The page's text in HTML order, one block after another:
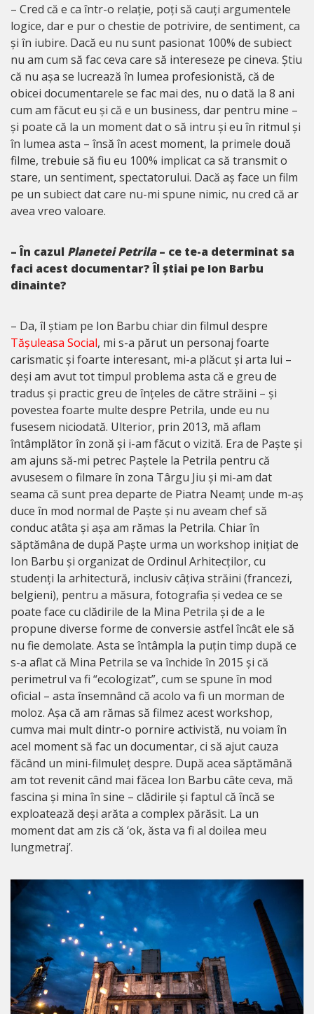
– Cred că e ca într-o relație, poți să cauți argumentele
logice, dar e pur o chestie de potrivire, de sentiment, ca
și în iubire. Dacă eu nu sunt pasionat 100% de subiect
nu am cum să fac ceva care să intereseze pe cineva. Știu
că nu așa se lucrează în lumea profesionistă, că de
obicei documentarele se fac mai des, nu o dată la 8 ani
cum am făcut eu și că e un business, dar pentru mine –
și poate că la un moment dat o să intru și eu în ritmul și
în lumea asta – însă în acest moment, la primele două
filme, trebuie să fiu eu 100% implicat ca să transmit o
stare, un sentiment, spectatorului. Dacă aș face un film
pe un subiect dat care nu-mi spune nimic, nu cred că ar
avea vreo valoare.
– În cazul Planetei Petrila– ce te-a determinat sa
faci acest documentar? Îl știai pe Ion Barbu
dinainte?
– Da, îl știam pe Ion Barbu chiar din filmul despre
Tășuleasa Social, mi s-a părut un personaj foarte
carismatic și foarte interesant, mi-a plăcut și arta lui –
deși am avut tot timpul problema asta că e greu de
tradus și practic greu de înțeles de către străini – și
povestea foarte multe despre Petrila, unde eu nu
fusesem niciodată. Ulterior, prin 2013, mă aflam
întâmplător în zonă și i-am făcut o vizită. Era de Paște și
am ajuns să-mi petrec Paștele la Petrila pentru că
avusesem o filmare în zona Târgu Jiu și mi-am dat
seama că sunt prea departe de Piatra Neamț unde m-aș
duce în mod normal de Paște și nu aveam chef să
conduc atâta și așa am rămas la Petrila. Chiar în
săptămâna de după Paște urma un workshop inițiat de
Ion Barbu și organizat de Ordinul Arhitecților, cu
studenți la arhitectură, inclusiv câțiva străini (francezi,
belgieni), pentru a măsura, fotografia și vedea ce se
poate face cu clădirile de la Mina Petrila și de a le
propune diverse forme de conversie astfel încât ele să
nu fie demolate. Asta se întâmpla la puțin timp după ce
s-a aflat că Mina Petrila se va închide în 2015 și că
perimetrul va fi “ecologizat”, cum se spune în mod
oficial – asta însemnând că acolo va fi un morman de
moloz. Așa că am rămas să filmez acest workshop,
cumva mai mult dintr-o pornire activistă, nu voiam în
acel moment să fac un documentar, ci să ajut cauza
făcând un mini-filmuleț despre. După acea săptămână
am tot revenit când mai făcea Ion Barbu câte ceva, mă
fascina și mina în sine – clădirile și faptul că încă se
exploatează deși arăta a complex părăsit. La un
moment dat am zis că ‘ok, ăsta va fi al doilea meu
lungmetraj’.